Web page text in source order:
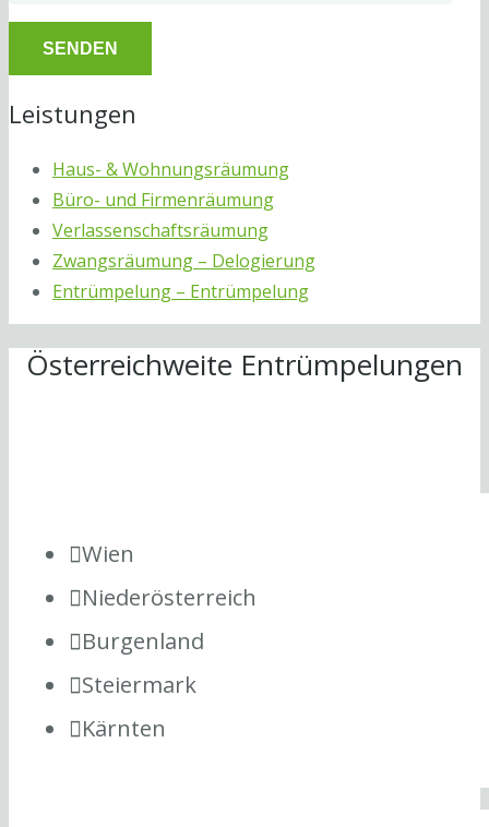
Leistungen
Haus- & Wohnungsräumung
Büro- und Firmenräumung
Verlassenschaftsräumung
Zwangsräumung – Delogierung
Entrümpelung – Entrümpelung
Österreichweite Entrümpelungen
Wien
Niederösterreich
Burgenland
Steiermark
Kärnten